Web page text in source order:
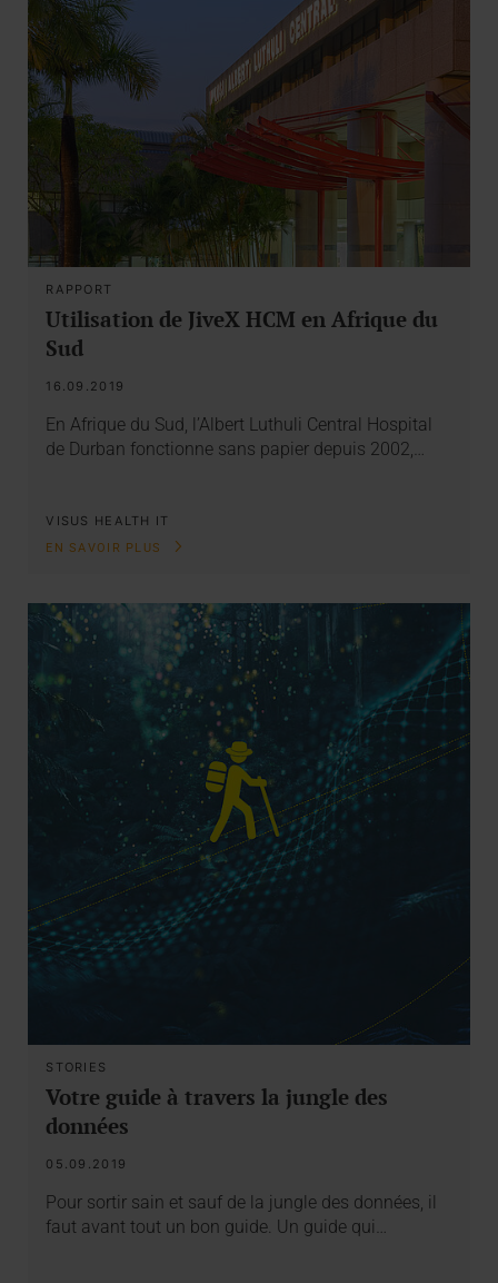
RAPPORT
Utilisation de JiveX HCM en Afrique du
Sud
16.09.2019
En Afrique du Sud, l’Albert Luthuli Central Hospital
de Durban fonctionne sans papier depuis 2002,…
VISUS HEALTH IT
EN SAVOIR PLUS
STORIES
Votre guide à travers la jungle des
données
05.09.2019
Pour sortir sain et sauf de la jungle des données, il
faut avant tout un bon guide. Un guide qui…